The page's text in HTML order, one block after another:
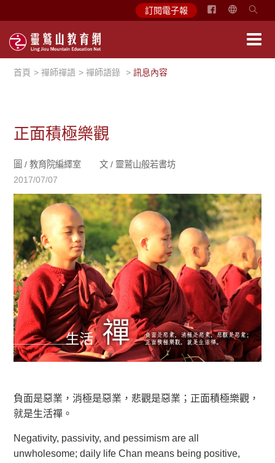
訂閱電子報
简
首頁 禪師禪語 禪師語錄 訊息內容
正面積極樂觀
圖 /教育院編繹室 文 / 靈鷲山般若書坊
2017/07/07
負面是惡業，消極是惡業，悲觀是惡業；正面積極樂觀，
就是生活禪。
Negativity, passivity, and pessimism are all
unwholesome; daily life Chan means being positive,